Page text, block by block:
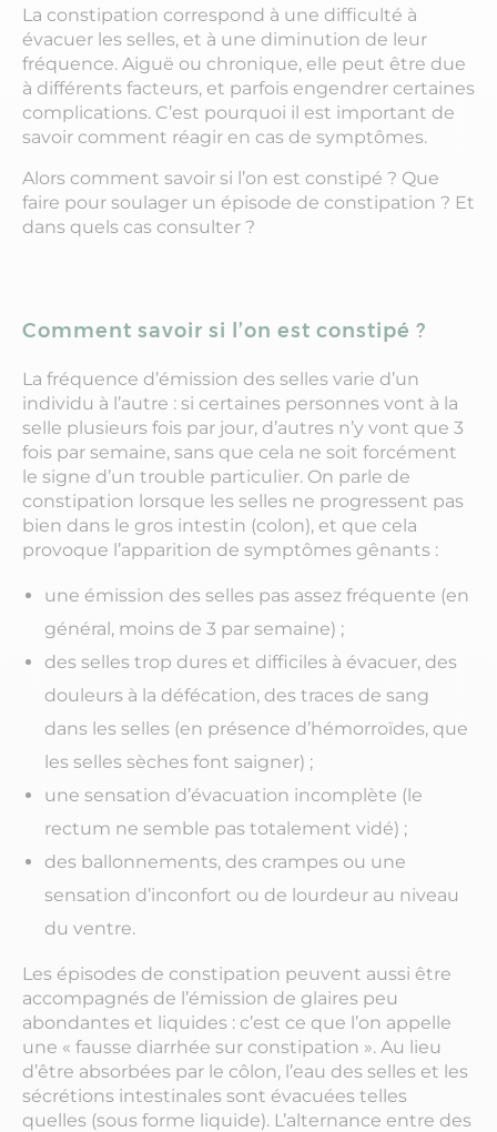
La constipation correspond à une difficulté à
évacuer les selles, et à une diminution de leur
fréquence. Aiguë ou chronique, elle peut être due
à différents facteurs, et parfois engendrer certaines
complications. C’est pourquoi il est important de
savoir comment réagir en cas de symptômes.
Alors comment savoir si l’on est constipé ? Que
faire pour soulager un épisode de constipation ? Et
dans quels cas consulter ?
Comment savoir si l’on est constipé ?
La fréquence d’émission des selles varie d’un
individu à l’autre : si certaines personnes vont à la
selle plusieurs fois par jour, d’autres n’y vont que 3
fois par semaine, sans que cela ne soit forcément
le signe d’un trouble particulier. On parle de
constipation lorsque les selles ne progressent pas
bien dans le gros intestin (colon), et que cela
provoque l’apparition de symptômes gênants :
une émission des selles pas assez fréquente (en
général, moins de 3 par semaine) ;
des selles trop dures et difficiles à évacuer, des
douleurs à la défécation, des traces de sang
dans les selles (en présence d’hémorroïdes, que
les selles sèches font saigner) ;
une sensation d’évacuation incomplète (le
rectum ne semble pas totalement vidé) ;
des ballonnements, des crampes ou une
sensation d’inconfort ou de lourdeur au niveau
du ventre.
Les épisodes de constipation peuvent aussi être
accompagnés de l’émission de glaires peu
abondantes et liquides : c’est ce que l’on appelle
une « fausse diarrhée sur constipation ». Au lieu
d’être absorbées par le côlon, l’eau des selles et les
sécrétions intestinales sont évacuées telles
quelles (sous forme liquide). L’alternance entre des